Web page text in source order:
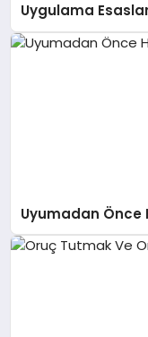
Uygulama
Uyumadan Önce